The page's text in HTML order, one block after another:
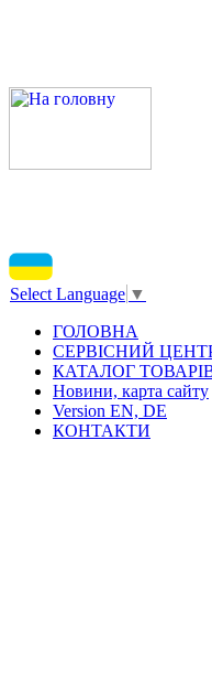
Select Language ▼
ГОЛОВНА
СЕРВІСНИЙ
КАТАЛОГ
Новини, карта сайту
Version EN, DE
КОНТАКТИ